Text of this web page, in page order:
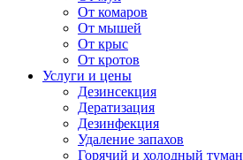
От комаров
От мышей
От крыс
От кротов
Услуги и цены
Дезинсекция
Дератизация
Дезинфекция
Удаление запахов
Горячий и холодный туман